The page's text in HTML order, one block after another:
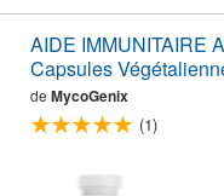
AIDE IMMUNITAIRE
Capsules
de MycoGenix
(1)